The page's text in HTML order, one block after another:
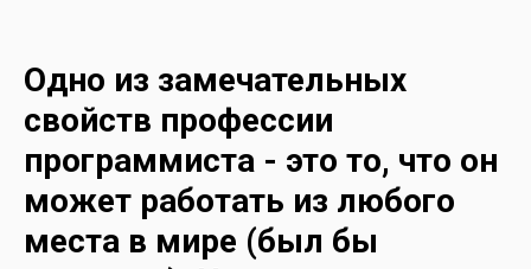
Одно из замечательных
свойств профессии
программиста - это то, что он
может работать из любого
места в мире (был бы